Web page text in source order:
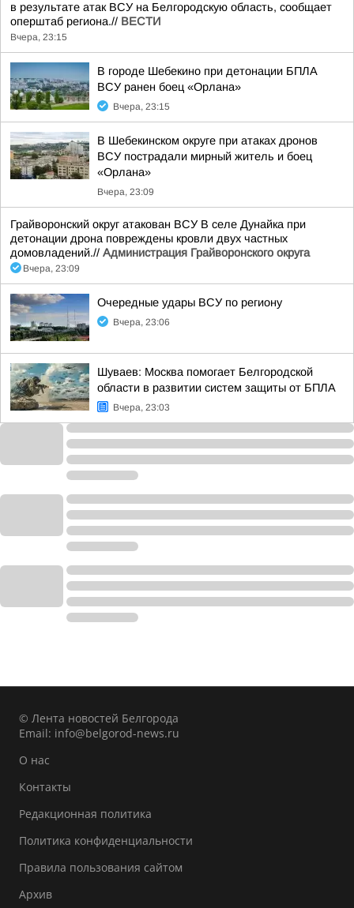
в результате атак ВСУ на Белгородскую область, сообщает
оперштаб региона.// ВЕСТИ
Вчера, 23:15
В городе Шебекино при детонации БПЛА
ВСУ ранен боец «Орлана»
Вчера, 23:15
В Шебекинском округе при атаках дронов
ВСУ пострадали мирный житель и боец
«Орлана»
Вчера, 23:09
Грайворонский округ атакован ВСУ В селе Дунайка при
детонации дрона повреждены кровли двух частных
домовладений.// Администрация Грайворонского округа
Вчера, 23:09
Очередные удары ВСУ по региону
Вчера, 23:06
Шуваев: Москва помогает Белгородской
области в развитии систем защиты от БПЛА
Вчера, 23:03
© Лента новостей Белгорода
Email: info@belgorod-news.ru
О нас
Контакты
Редакционная политика
Политика конфиденциальности
Правила пользования сайтом
Архив